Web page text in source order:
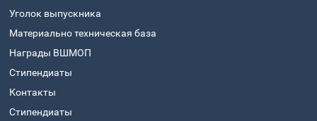
Уголок выпускника
Материально техническая база
Награды ВШМОП
Стипендиаты
Контакты
Стипендиаты